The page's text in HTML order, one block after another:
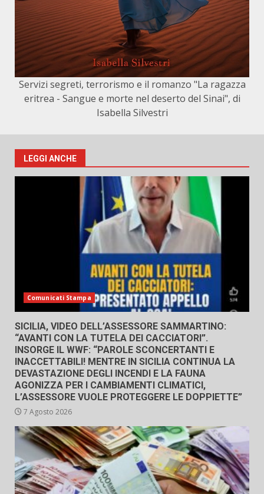
Servizi segreti, terrorismo e il romanzo "La ragazza
eritrea - Sangue e morte nel deserto del Sinai", di
Isabella Silvestri
LEGGI ANCHE
Comunicati Stampa
SICILIA, VIDEO DELL’ASSESSORE SAMMARTINO:
“AVANTI CON LA TUTELA DEI CACCIATORI”.
INSORGE IL WWF: “PAROLE SCONCERTANTI E
INACCETTABILI! MENTRE IN SICILIA CONTINUA LA
DEVASTAZIONE DEGLI INCENDI E LA FAUNA
AGONIZZA PER I CAMBIAMENTI CLIMATICI,
L’ASSESSORE VUOLE PROTEGGERE LE DOPPIETTE”
7 Agosto 2026